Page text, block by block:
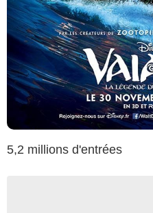
5,2 millions d'entrées